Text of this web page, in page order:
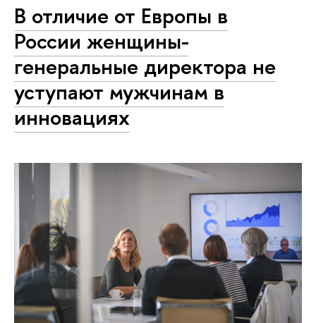
В отличие от Европы в
России женщины-
генеральные директора не
уступают мужчинам в
инновациях